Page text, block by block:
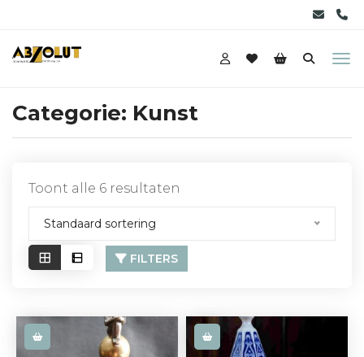
Categorie: Kunst
Toont alle 6 resultaten
Standaard sortering
FILTERS